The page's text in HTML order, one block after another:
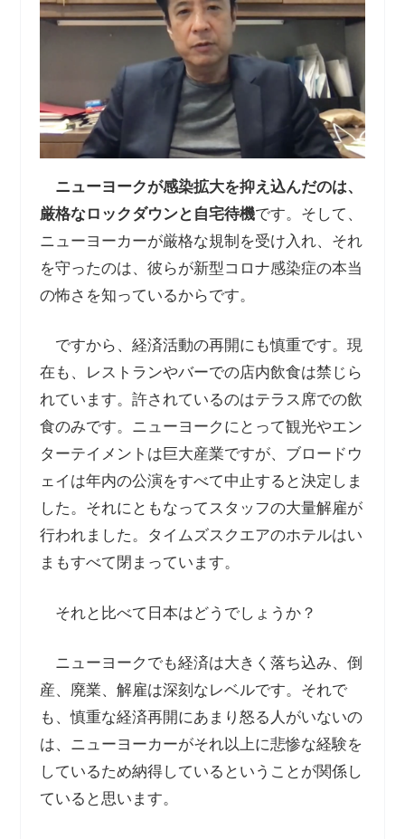
ニューヨークが感染拡大を抑え込んだのは、
厳格なロックダウンと自宅待機です。そして、
ニューヨーカーが厳格な規制を受け入れ、それ
を守ったのは、彼らが新型コロナ感染症の本当
の怖さを知っているからです。
ですから、経済活動の再開にも慎重です。現
在も、レストランやバーでの店内飲食は禁じら
れています。許されているのはテラス席での飲
食のみです。ニューヨークにとって観光やエン
ターテイメントは巨大産業ですが、ブロードウ
ェイは年内の公演をすべて中止すると決定しま
した。それにともなってスタッフの大量解雇が
行われました。タイムズスクエアのホテルはい
まもすべて閉まっています。
それと比べて日本はどうでしょうか？
ニューヨークでも経済は大きく落ち込み、倒
産、廃業、解雇は深刻なレベルです。それで
も、慎重な経済再開にあまり怒る人がいないの
は、ニューヨーカーがそれ以上に悲惨な経験を
しているため納得しているということが関係し
ていると思います。